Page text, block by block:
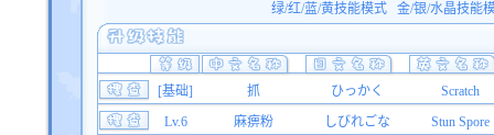
绿/红/蓝/黄技能模式 金/银/水晶技能
[基础] 抓 ひっかく
Scratch
Lv.6
麻痹粉 しびれごな
Stun Spore